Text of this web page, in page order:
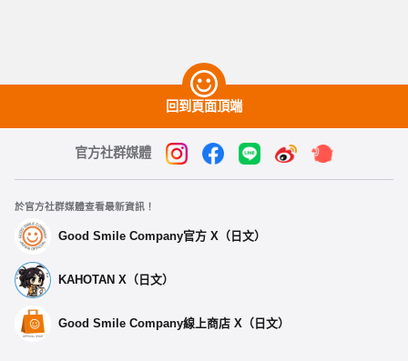
回到頁面頂端
官方社群媒體
於官方社群媒體查看最新資訊！
Good Smile Company官方 X（日文）
KAHOTAN X（日文）
Good Smile Company線上商店 X（日文）